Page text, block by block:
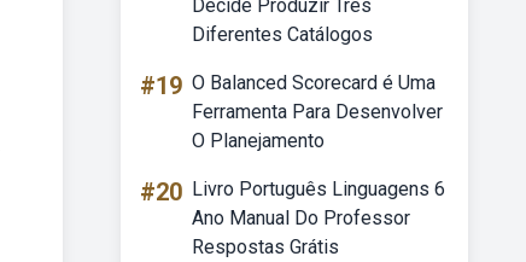
Decide Produzir Três
Diferentes Catálogos
#19 O Balanced Scorecard é Uma
Ferramenta Para Desenvolver
O Planejamento
#20 Livro Português Linguagens 6
Ano Manual Do Professor
Respostas Grátis